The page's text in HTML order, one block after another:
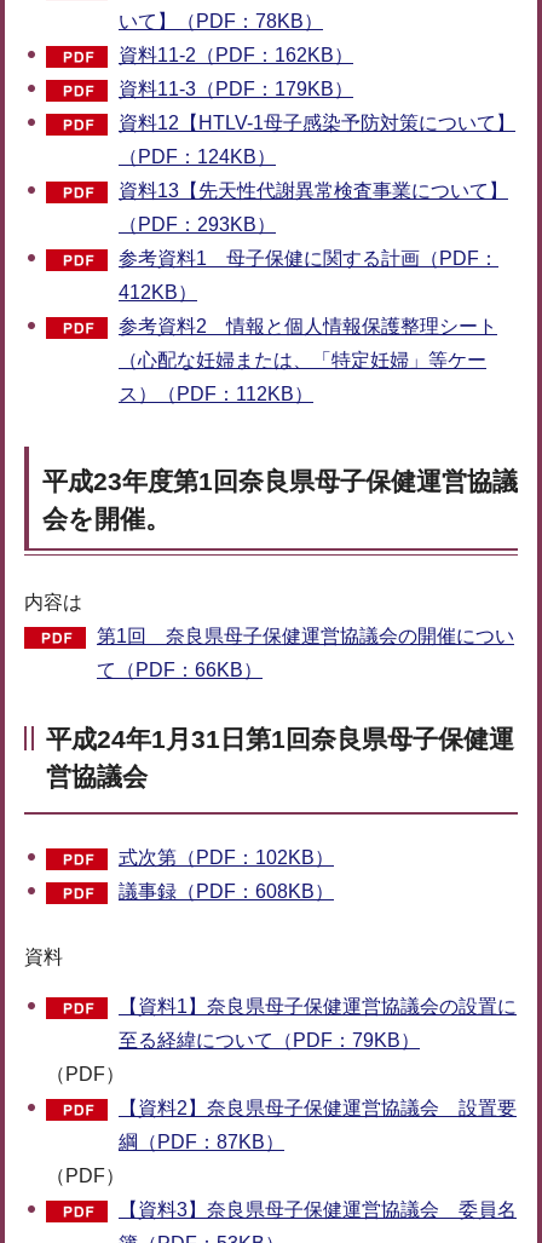
いて】（PDF：78KB）
資料11-2（PDF：162KB）
資料11-3（PDF：179KB）
資料12【HTLV-1母子感染予防対策について】
（PDF：124KB）
資料13【先天性代謝異常検査事業について】
（PDF：293KB）
参考資料1 母子保健に関する計画（PDF：
412KB）
参考資料2 情報と個人情報保護整理シート
（心配な妊婦または、「特定妊婦」等ケー
ス）（PDF：112KB）
平成23年度第1回奈良県母子保健運営協議
会を開催。
内容は
第1回 奈良県母子保健運営協議会の開催につい
て（PDF：66KB）
平成24年1月31日第1回奈良県母子保健運
営協議会
式次第（PDF：102KB）
議事録（PDF：608KB）
資料
【資料1】奈良県母子保健運営協議会の設置に
至る経緯について（PDF：79KB）
（PDF）
【資料2】奈良県母子保健運営協議会 設置要
綱（PDF：87KB）
（PDF）
【資料3】奈良県母子保健運営協議会 委員名